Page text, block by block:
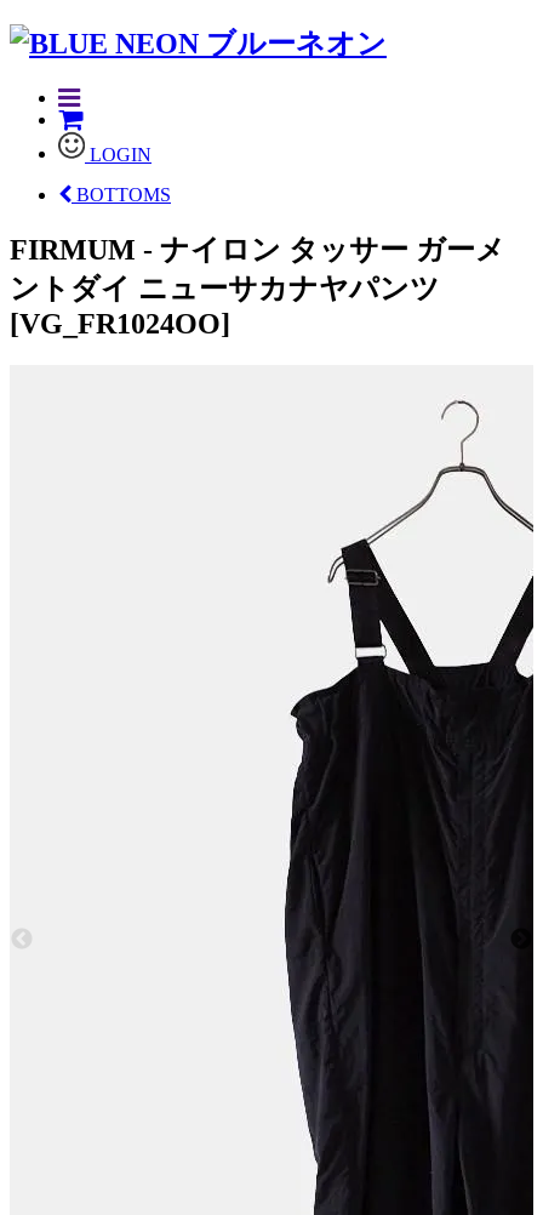
LOGIN
BOTTOMS
FIRMUM - ナイロン タッサー ガーメ
ントダイ ニューサカナヤパンツ
[VG_FR1024OO]